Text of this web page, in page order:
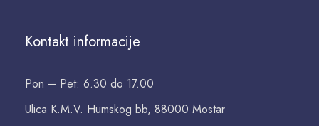
Kontakt informacije
Pon – Pet: 6.30 do 17.00
Ulica K.M.V. Humskog bb, 88000 Mostar